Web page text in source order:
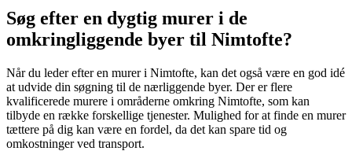
Søg efter en dygtig murer i de
omkringliggende byer til Nimtofte?
Når du leder efter en murer i Nimtofte, kan det også være en god idé
at udvide din søgning til de nærliggende byer. Der er flere
kvalificerede murere i områderne omkring Nimtofte, som kan
tilbyde en række forskellige tjenester. Mulighed for at finde en murer
tættere på dig kan være en fordel, da det kan spare tid og
omkostninger ved transport.